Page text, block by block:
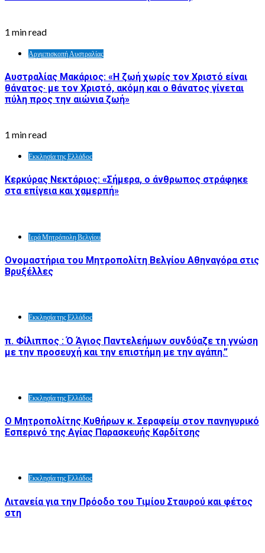
1 min read
Αρχιεπισκοπή Αυστραλίας
Αυστραλίας Μακάριος: «Η ζωή χωρίς τον Χριστό είναι
θάνατος· με τον Χριστό, ακόμη και ο θάνατος γίνεται
πύλη προς την αιώνια ζωή»
1 min read
Εκκλησία της Ελλάδος
Κερκύρας Νεκτάριος: «Σήμερα, ο άνθρωπος στράφηκε
στα επίγεια και χαμερπή»
Ιερά Μητρόπολη Βελγίου
Ονομαστήρια του Μητροπολίτη Βελγίου Αθηναγόρα στις
Βρυξέλλες
Εκκλησία της Ελλάδος
π. Φίλιππος : Ό Άγιος Παντελεήμων συνδύαζε τη γνώση
με την προσευχή και την επιστήμη με την αγάπη.”
Εκκλησία της Ελλάδος
Ο Μητροπολίτης Κυθήρων κ. Σεραφείμ στον πανηγυρικό
Εσπερινό της Αγίας Παρασκευής Καρδίτσης
Εκκλησία της Ελλάδος
Λιτανεία για την Πρόοδο του Τιμίου Σταυρού και φέτος
στη